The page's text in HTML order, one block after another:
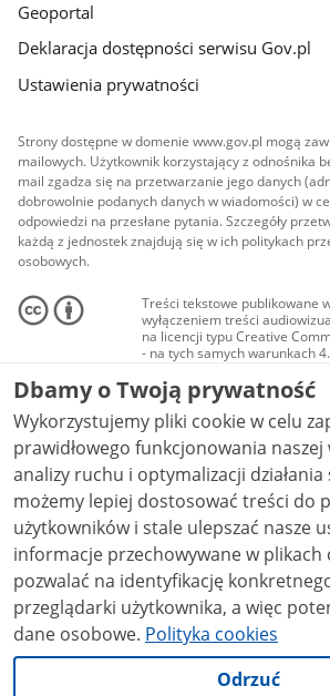
Geoportal
Deklaracja dostępności serwisu Gov.pl
Ustawienia prywatności
Strony dostępne w domenie www.gov.pl mogą
mailowych. Użytkownik korzystający z odnośnika
mail zgadza się na przetwarzanie jego danych
dobrowolnie podanych danych w wiadomości) w
odpowiedzi na przesłane pytania. Szczegóły
każdą z jednostek znajdują się w ich politykach
osobowych.
Treści tekstowe publikowane
wyłączeniem treści
na licencji typu Creative
- na tych samych warunkach
Materiały audiowizualne, w
audio i wideo, są
Creative Commons: uznanie
niekomercyjne - bez utworów
NC-ND 4.0), o ile nie jest to
Dbamy o Twoją prywatność
Wykorzystujemy pliki cookie w celu
prawidłowego funkcjonowania
analizy ruchu i optymalizacji działania strony.
możemy lepiej dostosować treści do
użytkowników i stale ulepszać nasze usługi.
informacje przechowywane w plikach
pozwalać na identyfikację
przeglądarki użytkownika, a więc
dane osobowe. Polityka cookies
Odrzuć